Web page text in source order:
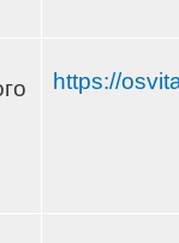
https://